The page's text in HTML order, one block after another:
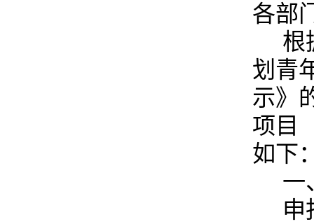
各部
根
划青
示》
项目
如下
一
申